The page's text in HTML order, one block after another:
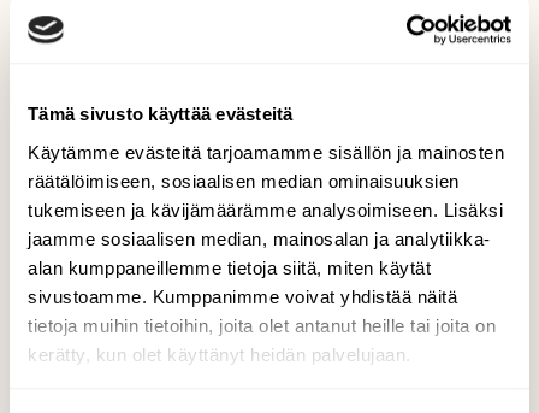
Tämä sivusto käyttää evästeitä
Käytämme evästeitä tarjoamamme sisällön ja mainosten
räätälöimiseen, sosiaalisen median ominaisuuksien
tukemiseen ja kävijämäärämme analysoimiseen. Lisäksi
jaamme sosiaalisen median, mainosalan ja analytiikka-
alan kumppaneillemme tietoja siitä, miten käytät
sivustoamme. Kumppanimme voivat yhdistää näitä
tietoja muihin tietoihin, joita olet antanut heille tai joita on
kerätty, kun olet käyttänyt heidän palvelujaan.
Jalohaikara